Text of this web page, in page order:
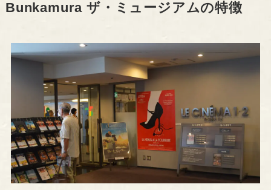
Bunkamura ザ・ミュージアムの特徴